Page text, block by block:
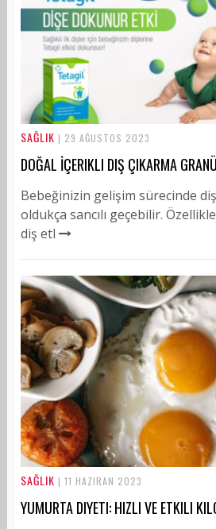
SAĞLIK | 29 AĞUSTOS 2023
DOĞAL İÇERIKLI DIŞ ÇIKARMA
Bebeğinizin gelişim sürecinde
oldukça sancılı geçebilir.
diş etl
SAĞLIK | 11 HAZIRAN 2023
YUMURTA DIYETI: HIZLI VE ETKILI